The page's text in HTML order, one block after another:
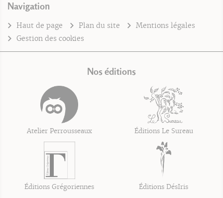
Navigation
Haut de page Plan du site
Mentions légales
Gestion des cookies
Nos éditions
Atelier Perrousseaux Éditions Le Sureau
Éditions Grégoriennes Éditions DésIris